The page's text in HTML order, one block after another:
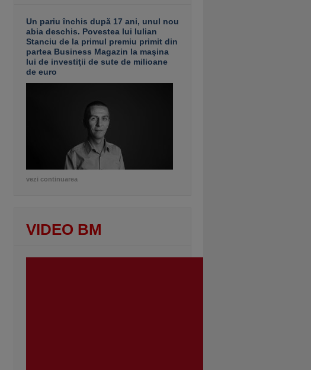
Un pariu închis după 17 ani, unul nou
abia deschis. Povestea lui Iulian
Stanciu de la primul premiu primit din
partea Business Magazin la maşina
lui de investiţii de sute de milioane
de euro
vezi continuarea
VIDEO BM